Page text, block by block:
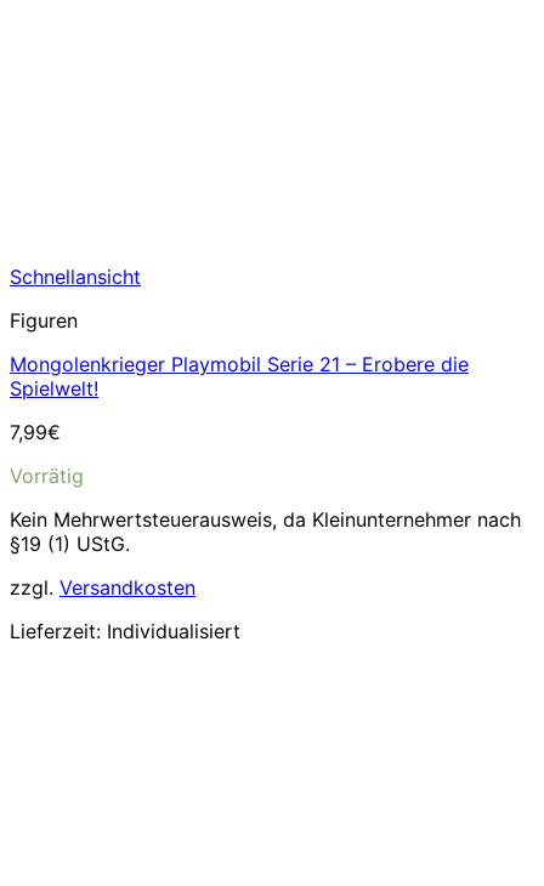
Schnellansicht
Figuren
Mongolenkrieger Playmobil Serie 21 – Erobere die
Spielwelt!
7,99€
Vorrätig
Kein Mehrwertsteuerausweis, da Kleinunternehmer nach
§19 (1) UStG.
zzgl. Versandkosten
Lieferzeit: Individualisiert